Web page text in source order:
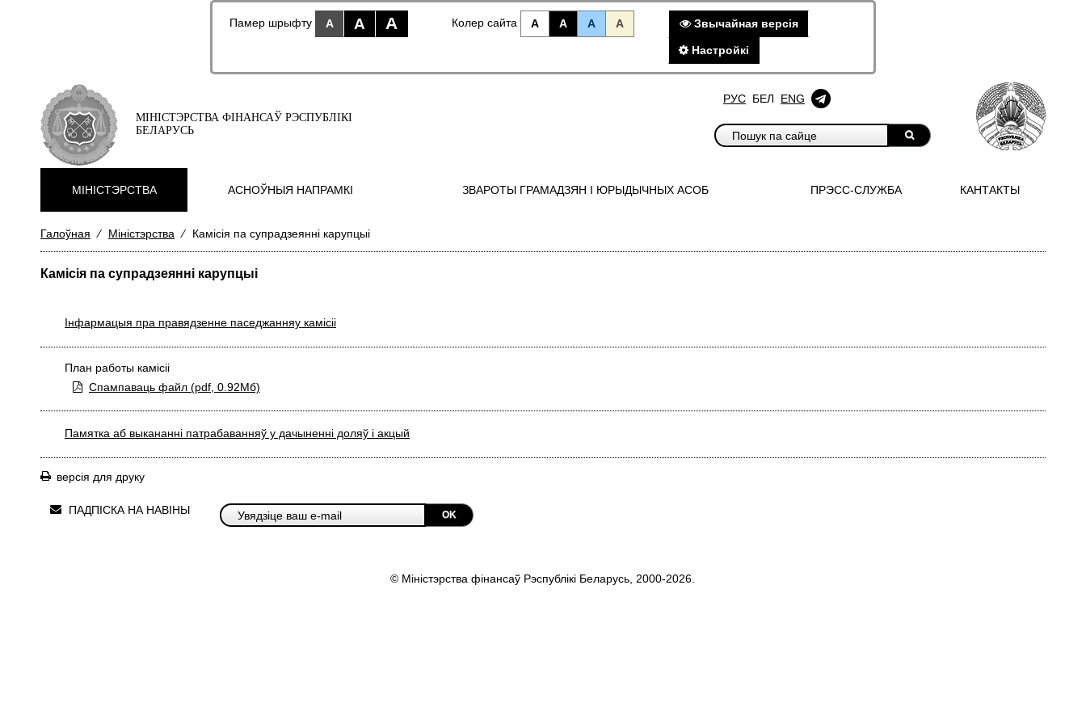
Памер шрыфту A A A Колер сайта A A A A Звычайная версiя
Настройкi
МІНІСТЭРСТВА ФІНАНСАЎ РЭСПУБЛІКІ
БЕЛАРУСЬ
РУС БЕЛ ENG
МIНIСТЭРСТВА АСНОЎНЫЯ НАПРАМКI ЗВАРОТЫ ГРАМАДЗЯН I ЮРЫДЫЧНЫХ АСОБ ПРЭСС-СЛУЖБА КАНТАКТЫ
Галоўная ⁄ Мiнiстэрства ⁄ Камісія па супрадзеянні карупцыі
Камісія па супрадзеянні карупцыі
Інфармацыя пра правядзенне паседжанняу камісіі
План работы камісіі
Спампаваць файл (pdf, 0.92Мб)
Памятка аб выкананні патрабаванняў у дачыненні доляў і акцый
версія для друку
ПАДПІСКА НА НАВІНЫ OK
© Міністэрства фінансаў Рэспублікі Беларусь, 2000-2026.